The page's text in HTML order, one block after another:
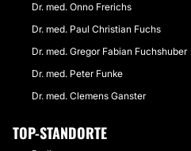
Dr. med. Onno Frerichs
Dr. med. Paul Christian Fuchs
Dr. med. Gregor Fabian Fuchshuber
Dr. med. Peter Funke
Dr. med. Clemens Ganster
TOP-STANDORTE